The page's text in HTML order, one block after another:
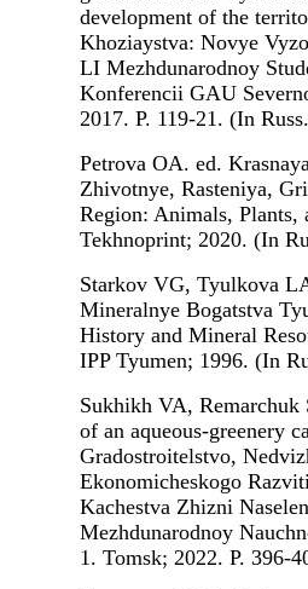
development of the
Khoziaystva: Novye
LI Mezhdunarodnoy
Konferencii GAU
2017. P. 119-21. (In
Petrova OA. ed.
Zhivotnye, Rasteniya,
Region: Animals,
Tekhnoprint; 2020. (In
Starkov VG, Tyulkova
Mineralnye Bogatstva
History and Mineral
IPP Tyumen; 1996. (In
Sukhikh VA,
of an aqueous-greenery
Gradostroitelstvo,
Ekonomicheskogo
Kachestva Zhizni
Mezhdunarodnoy
1. Tomsk; 2022. P. 396-